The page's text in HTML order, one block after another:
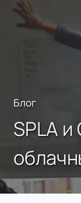
Блог
SPLA